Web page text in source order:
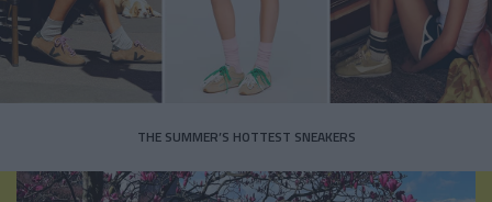
THE SUMMER’S HOTTEST SNEAKERS